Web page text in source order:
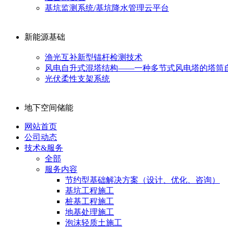
基坑监测系统/基坑降水管理云平台
新能源基础
渔光互补新型锚杆检测技术
风电自升式混塔结构——一种多节式风电塔的塔筒
光伏柔性支架系统
地下空间储能
网站首页
公司动态
技术&服务
全部
服务内容
节约型基础解决方案（设计、优化、咨询）
基坑工程施工
桩基工程施工
地基处理施工
泡沫轻质土施工